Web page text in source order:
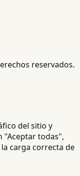
reservados.
del sitio y
"Aceptar todas",
carga correcta de